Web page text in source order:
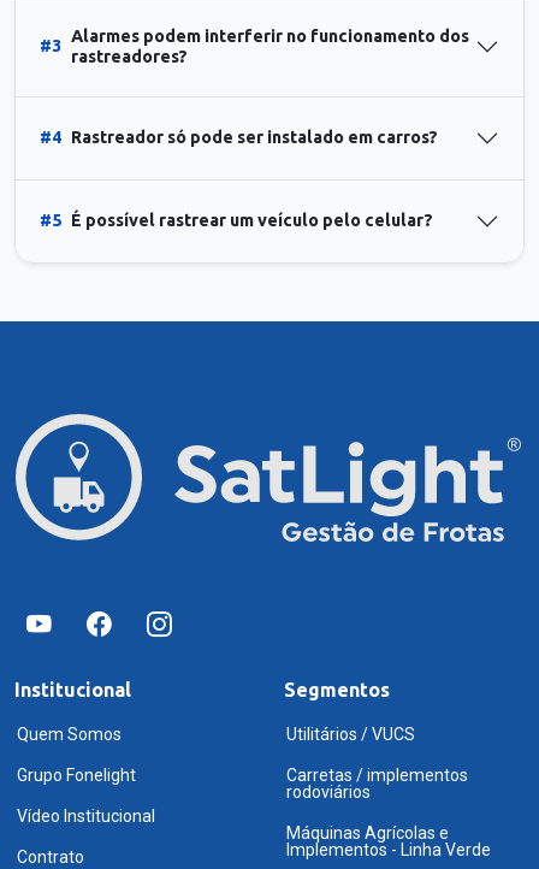
#3
Alarmes podem interferir no funcionamento dos
rastreadores?
#4 Rastreador só pode ser instalado em carros?
#5 É possível rastrear um veículo pelo celular?
Institucional
Quem Somos
Grupo Fonelight
Vídeo Institucional
Contrato
Segmentos
Utilitários / VUCS
Carretas / implementos
rodoviários
Máquinas Agrícolas e
Implementos - Linha Verde